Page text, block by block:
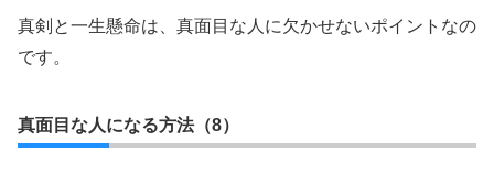
真剣と一生懸命は、真面目な人に欠かせないポイントなの
です。
真面目な人になる方法（8）